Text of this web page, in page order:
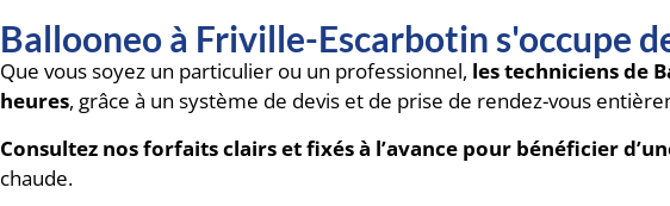
Ballooneo à Friville-Escarbotin s'occupe
Que vous soyez un particulier ou un professionnel, les techniciens de
heures, grâce à un système de devis et de prise de rendez-vous
Consultez nos forfaits clairs et fixés à l’avance pour bénéficier
chaude.